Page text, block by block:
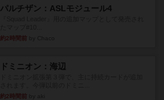
パルチザン：ASLモジュール4
約2時間前
ドミニオン：海辺
約2時間前